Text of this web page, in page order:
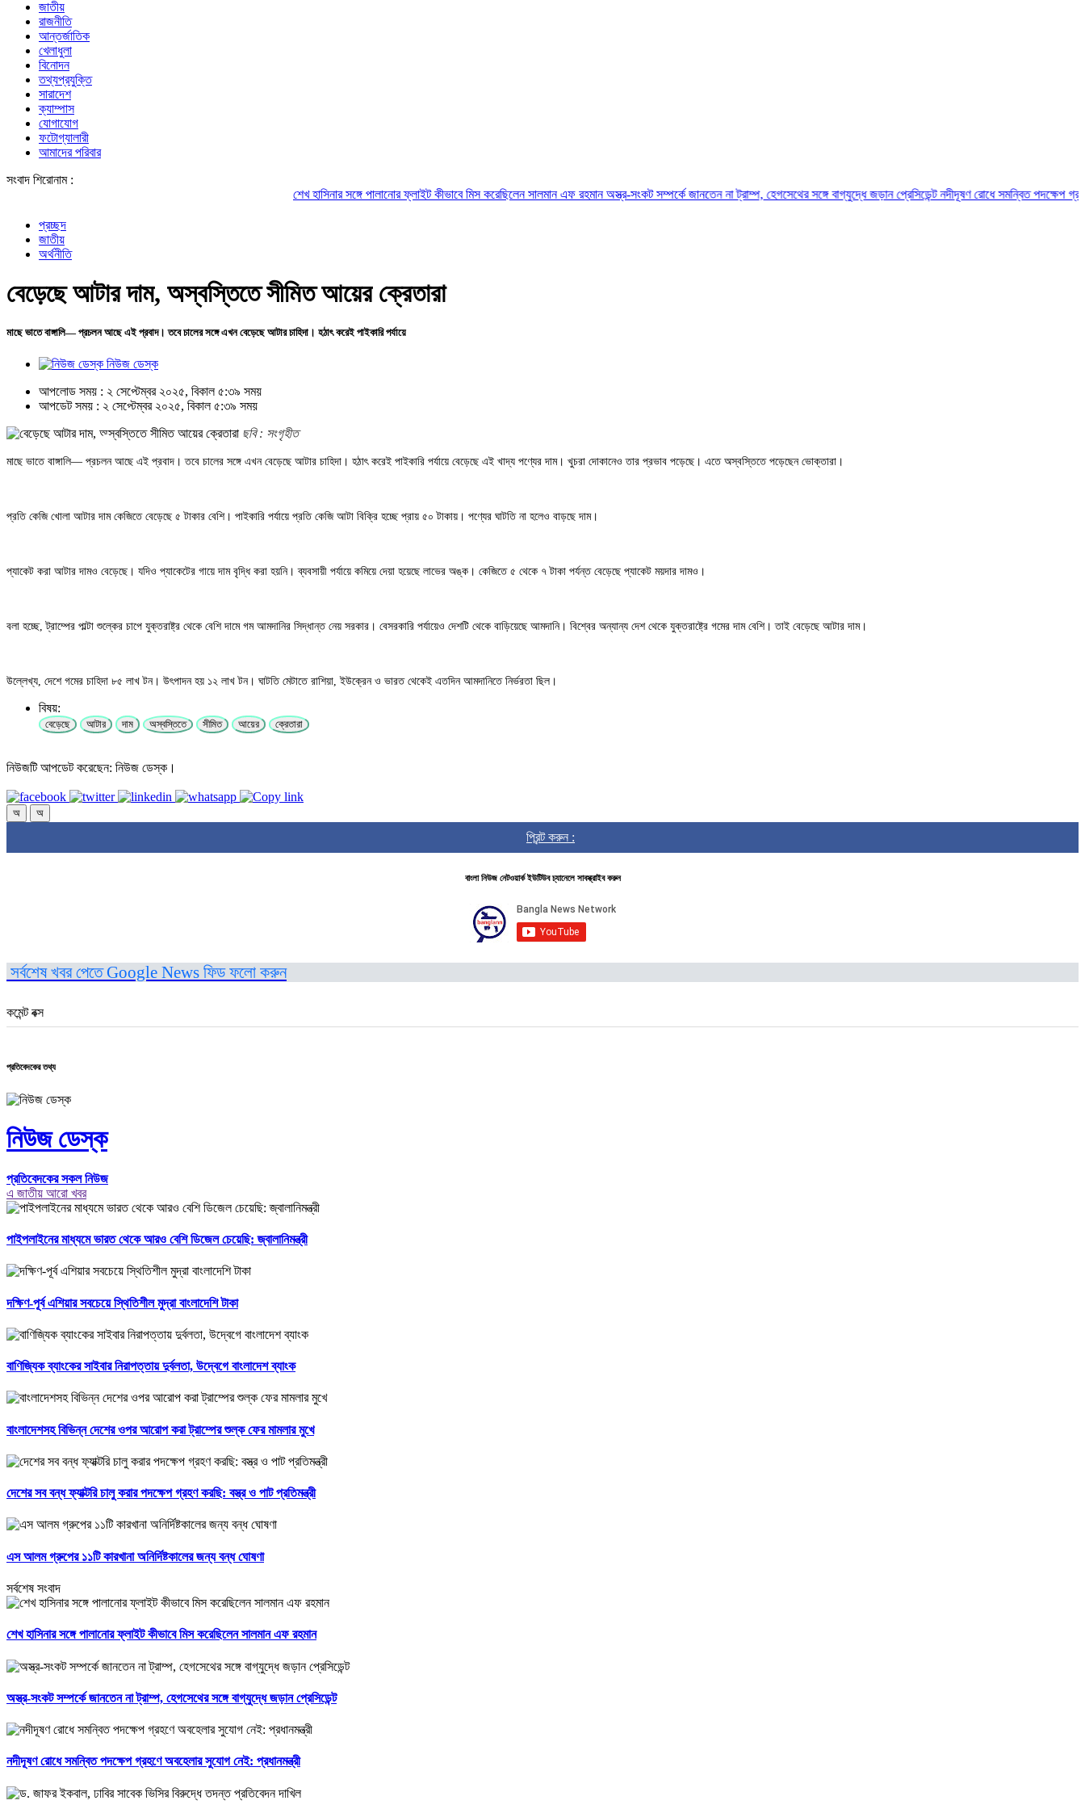
জাতীয়
রাজনীতি
আন্তর্জাতিক
খেলাধুলা
বিনোদন
তথ্যপ্রযুক্তি
সারাদেশ
ক্যাম্পাস
যোগাযোগ
ফটোগ্যালারী
আমাদের পরিবার
সংবাদ শিরোনাম :
শেখ হাসিনার সঙ্গে পালানোর ফ্লাইট কীভাবে মিস করেছিলেন সালমান এফ রহমানঅস্ত্র-সংকট সম্পর্কে জানতেন না ট্রাম্প, হেগসেথের সঙ্গে বাগ্‌যুদ্ধে জড়ান প্রেসিডেন্টনদীদূষণ রোধে সমন্বিত পদক্ষেপ গ্রহণে অবহেলার
প্রচ্ছদ
জাতীয়
অর্থনীতি
বেড়েছে আটার দাম, অস্বস্তিতে সীমিত আয়ের ক্রেতারা
মাছে ভাতে বাঙ্গালি— প্রচলন আছে এই প্রবাদ। তবে চালের সঙ্গে এখন বেড়েছে আটার চাহিদা। হঠাৎ করেই পাইকারি পর্যায়ে
নিউজ ডেস্ক
আপলোড সময় : ২ সেপ্টেম্বর ২০২৫, বিকাল ৫:৩৯ সময়
আপডেট সময় : ২ সেপ্টেম্বর ২০২৫, বিকাল ৫:৩৯ সময়
ছবি : সংগৃহীত
মাছে ভাতে বাঙ্গালি— প্রচলন আছে এই প্রবাদ। তবে চালের সঙ্গে এখন বেড়েছে আটার চাহিদা। হঠাৎ করেই পাইকারি পর্যায়ে বেড়েছে এই খাদ্য পণ্যের দাম। খুচরা দোকানেও তার প্রভাব পড়েছে। এতে অস্বস্তিতে পড়েছেন ভোক্তারা।
প্রতি কেজি খোলা আটার দাম কেজিতে বেড়েছে ৫ টাকার বেশি। পাইকারি পর্যায়ে প্রতি কেজি আটা বিক্রি হচ্ছে প্রায় ৫০ টাকায়। পণ্যের ঘাটতি না হলেও বাড়ছে দাম।
প্যাকেট করা আটার দামও বেড়েছে। যদিও প্যাকেটের গায়ে দাম বৃদ্ধি করা হয়নি। ব্যবসায়ী পর্যায়ে কমিয়ে দেয়া হয়েছে লাভের অঙ্ক। কেজিতে ৫ থেকে ৭ টাকা পর্যন্ত বেড়েছে প্যাকেট ময়দার দামও।
বলা হচ্ছে, ট্রাম্পের পাল্টা শুল্কের চাপে যুক্তরাষ্ট্র থেকে বেশি দামে গম আমদানির সিদ্ধান্ত নেয় সরকার। বেসরকারি পর্যায়েও দেশটি থেকে বাড়িয়েছে আমদানি। বিশ্বের অন্যান্য দেশ থেকে যুক্তরাষ্ট্রে গমের দাম বেশি। তাই বেড়েছে আটার দাম।
উল্লেখ্য, দেশে গমের চাহিদা ৮৫ লাখ টন। উৎপাদন হয় ১২ লাখ টন। ঘাটতি মেটাতে রাশিয়া, ইউক্রেন ও ভারত থেকেই এতদিন আমদানিতে নির্ভরতা ছিল।
বিষয়:
বেড়েছে আটার দাম অস্বস্তিতে সীমিত আয়ের ক্রেতারা
নিউজটি আপডেট করেছেন: নিউজ ডেস্ক।
অ অ
প্রিন্ট করুন :
বাংলা নিউজ নেটওয়ার্ক ইউটিউব চ্যানেলে সাবস্ক্রাইব করুন
সর্বশেষ খবর পেতে Google News ফিড ফলো করুন
কমেন্ট বক্স
প্রতিবেদকের তথ্য
নিউজ ডেস্ক
প্রতিবেদকের সকল নিউজ
এ জাতীয় আরো খবর
পাইপলাইনের মাধ্যমে ভারত থেকে আরও বেশি ডিজেল চেয়েছি: জ্বালানিমন্ত্রী
দক্ষিণ-পূর্ব এশিয়ার সবচেয়ে স্থিতিশীল মুদ্রা বাংলাদেশি টাকা
বাণিজ্যিক ব্যাংকের সাইবার নিরাপত্তায় দুর্বলতা, উদ্বেগে বাংলাদেশ ব্যাংক
বাংলাদেশসহ বিভিন্ন দেশের ওপর আরোপ করা ট্রাম্পের শুল্ক ফের মামলার মুখে
দেশের সব বন্ধ ফ্যাক্টরি চালু করার পদক্ষেপ গ্রহণ করছি: বস্ত্র ও পাট প্রতিমন্ত্রী
এস আলম গ্রুপের ১১টি কারখানা অনির্দিষ্টকালের জন্য বন্ধ ঘোষণা
সর্বশেষ সংবাদ
শেখ হাসিনার সঙ্গে পালানোর ফ্লাইট কীভাবে মিস করেছিলেন সালমান এফ রহমান
অস্ত্র-সংকট সম্পর্কে জানতেন না ট্রাম্প, হেগসেথের সঙ্গে বাগ্‌যুদ্ধে জড়ান প্রেসিডেন্ট
নদীদূষণ রোধে সমন্বিত পদক্ষেপ গ্রহণে অবহেলার সুযোগ নেই: প্রধানমন্ত্রী